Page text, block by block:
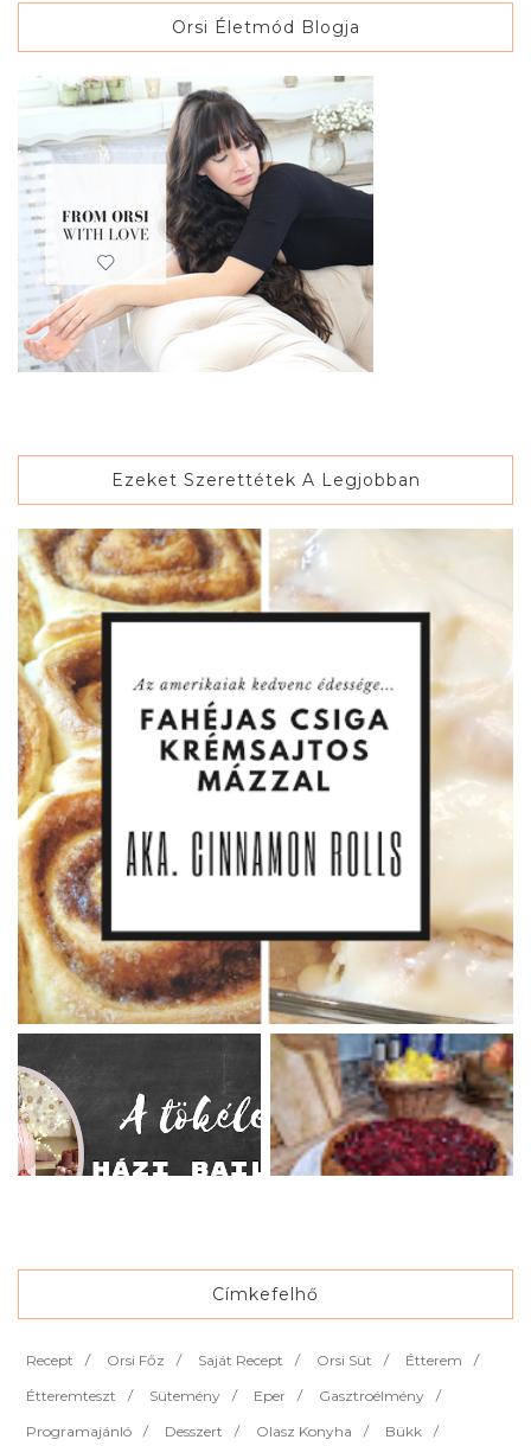
Orsi Életmód Blogja
Ezeket Szerettétek A Legjobban
Címkefelhő
Recept Orsi Főz Saját Recept Orsi Süt
Étterem
Étteremteszt
Sütemény Eper
Gasztroélmény
Programajánló
Desszert Olasz Konyha Bükk